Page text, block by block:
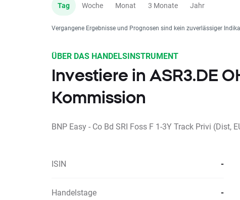
Tag Woche Monat 3 Monate Jahr
Vergangene Ergebnisse und Prognosen sind kein zuverlässiger
ÜBER DAS HANDELSINSTRUMENT
Investiere in ASR3.DE
Kommission
BNP Easy - Co Bd SRI Foss F 1-3Y Track Privi (Dist,
ISIN -
Handelstage -